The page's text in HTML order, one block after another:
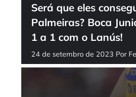
Será que eles
Palmeiras? Boca
1 a 1 com o Lanús!
24 de setembro de 2023 Por